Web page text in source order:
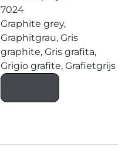
7024
Graphite grey,
Graphitgrau, Gris
graphite, Gris grafita,
Grigio grafite, Grafietgrijs